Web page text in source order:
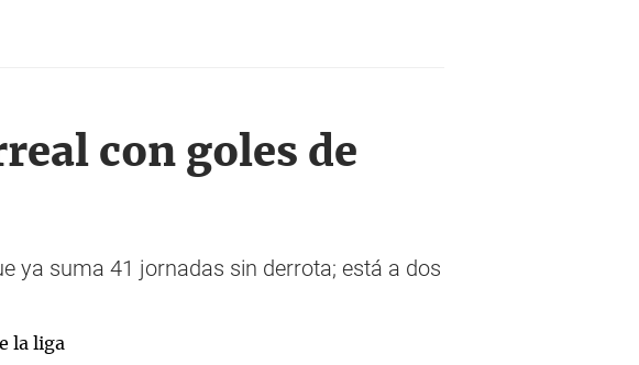
con goles de
ya suma 41 jornadas sin derrota; está a dos